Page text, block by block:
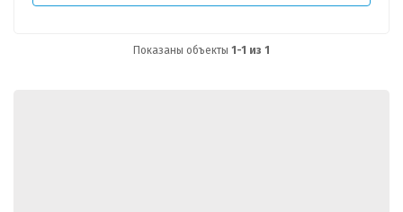
Показаны объекты 1-1 из 1